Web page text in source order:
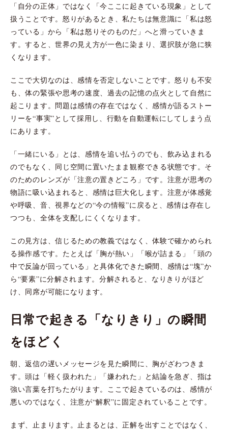
「自分の正体」ではなく「今ここに起きている現象」として
扱うことです。怒りがあるとき、私たちは無意識に「私は怒
っている」から「私は怒りそのものだ」へと滑っていきま
す。すると、世界の見え方が一色に染まり、選択肢が急に狭
くなります。
ここで大切なのは、感情を否定しないことです。怒りも不安
も、体の緊張や思考の速度、過去の記憶の点火として自然に
起こります。問題は感情の存在ではなく、感情が語るストー
リーを“事実”として採用し、行動を自動運転にしてしまう点
にあります。
「一緒にいる」とは、感情を追い払うのでも、飲み込まれる
のでもなく、同じ空間に置いたまま観察できる状態です。そ
のためのレンズが「注意の置きどころ」です。注意が思考の
物語に吸い込まれると、感情は巨大化します。注意が体感覚
や呼吸、音、視界などの“今の情報”に戻ると、感情は存在し
つつも、全体を支配しにくくなります。
この見方は、信じるための教義ではなく、体験で確かめられ
る操作感です。たとえば「胸が熱い」「喉が詰まる」「頭の
中で反論が回っている」と具体化できた瞬間、感情は“塊”か
ら“要素”に分解されます。分解されると、なりきりがほど
け、同席が可能になります。
日常で起きる「なりきり」の瞬間
をほどく
朝、返信の遅いメッセージを見た瞬間に、胸がざわつきま
す。頭は「軽く扱われた」「嫌われた」と結論を急ぎ、指は
強い言葉を打ちたがります。ここで起きているのは、感情が
悪いのではなく、注意が“解釈”に固定されていることです。
まず、止まります。止まるとは、正解を出すことではなく、